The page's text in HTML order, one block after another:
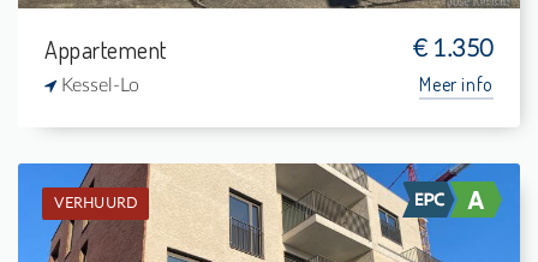
Appartement € 1.350
Kessel-Lo Meer info
VERHUURD